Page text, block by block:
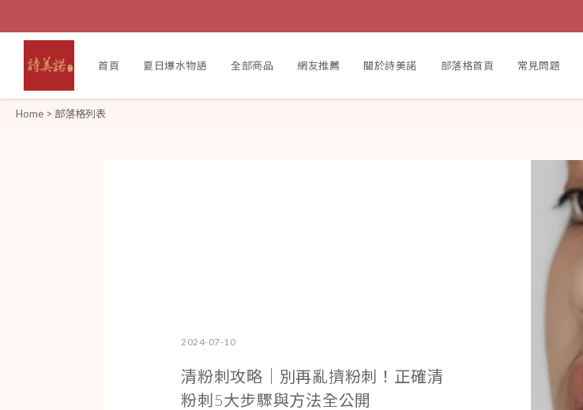
首頁 夏日爆水物語 全部商品 網友推薦 關於詩美諾 部落格首頁 常見問題
Home > 部落格列表
2024-07-10
清粉刺攻略｜別再亂擠粉刺！正確清
粉刺5大步驟與方法全公開